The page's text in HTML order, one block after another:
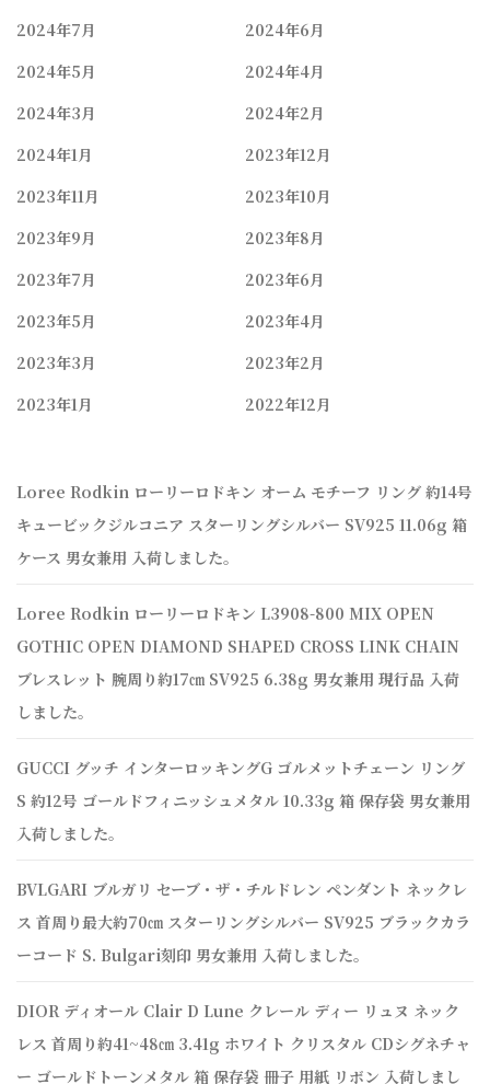
2024年7月
2024年6月
2024年5月
2024年4月
2024年3月
2024年2月
2024年1月
2023年12月
2023年11月
2023年10月
2023年9月
2023年8月
2023年7月
2023年6月
2023年5月
2023年4月
2023年3月
2023年2月
2023年1月
2022年12月
Loree Rodkin ローリーロドキン オーム モチーフ リング 約14号
キュービックジルコニア スターリングシルバー SV925 11.06g 箱
ケース 男女兼用 入荷しました。
Loree Rodkin ローリーロドキン L3908-800 MIX OPEN
GOTHIC OPEN DIAMOND SHAPED CROSS LINK CHAIN
ブレスレット 腕周り約17㎝ SV925 6.38g 男女兼用 現行品 入荷
しました。
GUCCI グッチ インターロッキングG ゴルメットチェーン リング
S 約12号 ゴールドフィニッシュメタル 10.33g 箱 保存袋 男女兼用
入荷しました。
BVLGARI ブルガリ セーブ・ザ・チルドレン ペンダント ネックレ
ス 首周り最大約70㎝ スターリングシルバー SV925 ブラックカラ
ーコード S. Bulgari刻印 男女兼用 入荷しました。
DIOR ディオール Clair D Lune クレール ディー リュヌ ネック
レス 首周り約41~48㎝ 3.41g ホワイト クリスタル CDシグネチャ
ー ゴールドトーンメタル 箱 保存袋 冊子 用紙 リボン 入荷しまし